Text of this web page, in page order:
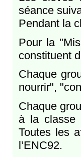
séance
Pendant la
Pour la
constituent
Chaque
nourrir",
Chaque
à la classe
Toutes les
l’ENC92.